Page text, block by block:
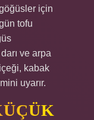
için
tofu
ve arpa
kabak
uyarır.